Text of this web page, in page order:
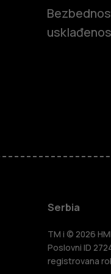
Serbia
TM i © 2026
Poslovni ID
registrovana